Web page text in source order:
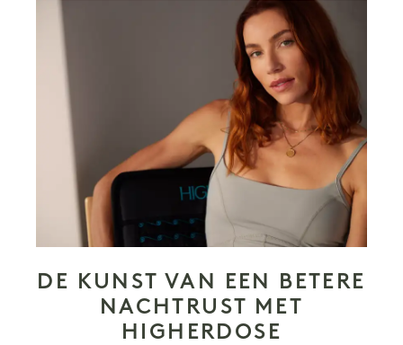
DE KUNST VAN EEN BETERE
NACHTRUST MET
HIGHERDOSE